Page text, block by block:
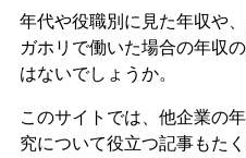
年代や役職別に見た年収や
ガホリで働いた場合の年収
はないでしょうか。
このサイトでは、他企業の
究について役立つ記事もた